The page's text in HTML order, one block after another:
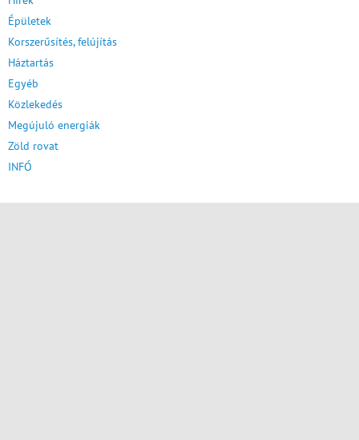
Épületek
Korszerűsítés, felújítás
Háztartás
Egyéb
Közlekedés
Megújuló energiák
Zöld rovat
INFÓ